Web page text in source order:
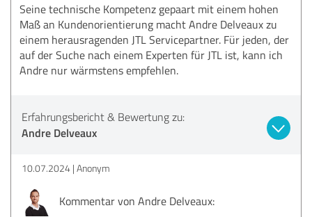
Seine technische Kompetenz gepaart mit einem hohen
Maß an Kundenorientierung macht Andre Delveaux zu
einem herausragenden JTL Servicepartner. Für jeden, der
auf der Suche nach einem Experten für JTL ist, kann ich
Andre nur wärmstens empfehlen.
Erfahrungsbericht & Bewertung zu:
Andre Delveaux
10.07.2024 Anonym
Kommentar von Andre Delveaux: